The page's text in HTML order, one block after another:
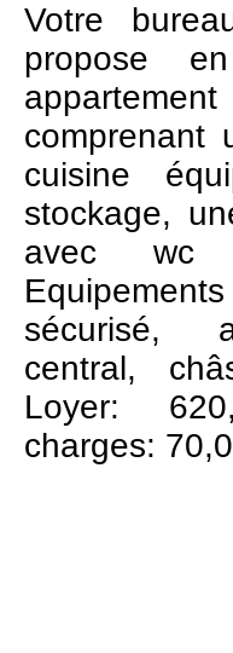
Votre
propose
comprenant
cuisine
stockage,
avec wc
sécurisé,
central,
Loyer:
charges: